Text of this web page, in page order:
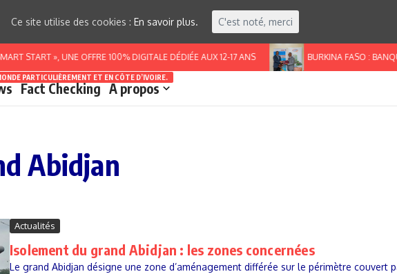
START », UNE OFFRE 100% DIGITALE DÉDIÉE AUX 12-17 ANS BURKINA FASO :
PARTICULIÈREMENT ET EN CÔTE D’IVOIRE.
Fact Checking A propos
Abidjan
Actualités
Isolement du grand Abidjan : les zones concernées
Le grand Abidjan désigne une zone d’aménagement différée sur le périmètre couvert
Ce site utilise des cookies : En savoir plus. C'est noté, merci